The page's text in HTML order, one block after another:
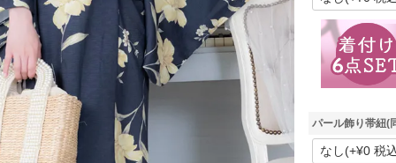
パール飾り帯紐(